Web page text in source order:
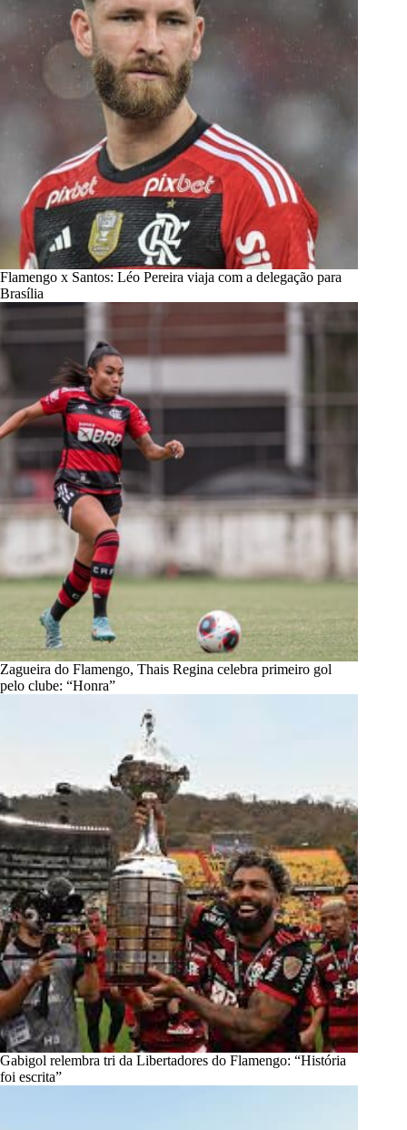
Flamengo x Santos: Léo Pereira viaja com a delegação para
Brasília
Zagueira do Flamengo, Thais Regina celebra primeiro gol
pelo clube: “Honra”
Gabigol relembra tri da Libertadores do Flamengo: “História
foi escrita”